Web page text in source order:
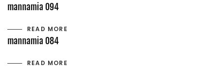
mannamia 094
READ MORE
mannamia 084
READ MORE